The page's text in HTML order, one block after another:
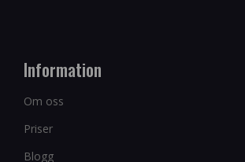
Information
Om oss
Priser
Blogg